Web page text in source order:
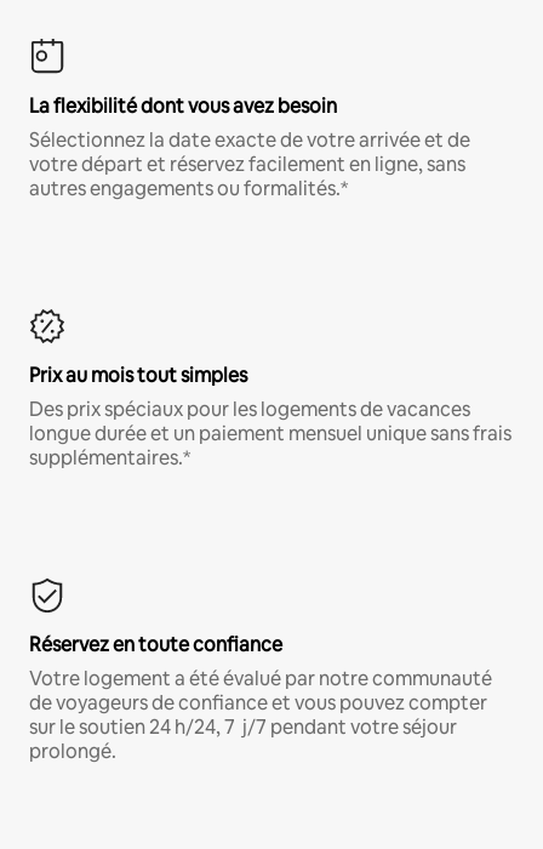
La flexibilité dont vous avez besoin
Sélectionnez la date exacte de votre arrivée et de
votre départ et réservez facilement en ligne, sans
autres engagements ou formalités.*
Prix au mois tout simples
Des prix spéciaux pour les logements de vacances
longue durée et un paiement mensuel unique sans frais
supplémentaires.*
Réservez en toute confiance
Votre logement a été évalué par notre communauté
de voyageurs de confiance et vous pouvez compter
sur le soutien 24 h/24, 7 j/7 pendant votre séjour
prolongé.